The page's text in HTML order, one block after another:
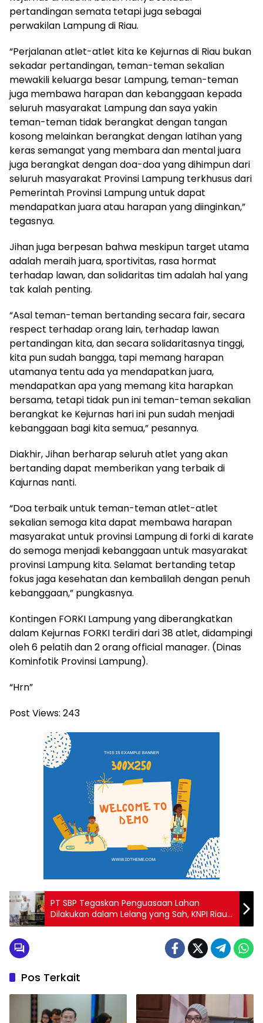
pertandingan semata tetapi juga sebagai
perwakilan Lampung di Riau.
“Perjalanan atlet-atlet kita ke Kejurnas di Riau bukan
sekadar pertandingan, teman-teman sekalian
mewakili keluarga besar Lampung, teman-teman
juga membawa harapan dan kebanggaan kepada
seluruh masyarakat Lampung dan saya yakin
teman-teman tidak berangkat dengan tangan
kosong melainkan berangkat dengan latihan yang
keras semangat yang membara dan mental juara
juga berangkat dengan doa-doa yang dihimpun dari
seluruh masyarakat Provinsi Lampung terkhusus dari
Pemerintah Provinsi Lampung untuk dapat
mendapatkan juara atau harapan yang diinginkan,”
tegasnya.
Jihan juga berpesan bahwa meskipun target utama
adalah meraih juara, sportivitas, rasa hormat
terhadap lawan, dan solidaritas tim adalah hal yang
tak kalah penting.
“Asal teman-teman bertanding secara fair, secara
respect terhadap orang lain, terhadap lawan
pertandingan kita, dan secara solidaritasnya tinggi,
kita pun sudah bangga, tapi memang harapan
utamanya tentu ada ya mendapatkan juara,
mendapatkan apa yang memang kita harapkan
bersama, tetapi tidak pun ini teman-teman sekalian
berangkat ke Kejurnas hari ini pun sudah menjadi
kebanggaan bagi kita semua,” pesannya.
Diakhir, Jihan berharap seluruh atlet yang akan
bertanding dapat memberikan yang terbaik di
Kajurnas nanti.
“Doa terbaik untuk teman-teman atlet-atlet
sekalian semoga kita dapat membawa harapan
masyarakat untuk provinsi Lampung di forki di karate
do semoga menjadi kebanggaan untuk masyarakat
provinsi Lampung kita. Selamat bertanding tetap
fokus jaga kesehatan dan kembalilah dengan penuh
kebanggaan,” pungkasnya.
Kontingen FORKI Lampung yang diberangkatkan
dalam Kejurnas FORKI terdiri dari 38 atlet, didampingi
oleh 6 pelatih dan 2 orang official manager. (Dinas
Kominfotik Provinsi Lampung).
“Hrn”
Post Views: 243
PT SBP Tegaskan Penguasaan Lahan
Dilakukan dalam Lelang yang Sah, KNPI Riau
Siap Laporkan Penyebar Hoax
Pos Terkait